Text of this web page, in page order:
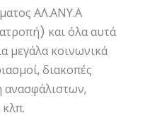
ΑΛ.ΑΝΥ.Α
και όλα αυτά
μεγάλα κοινωνικά
διακοπές
ανασφάλιστων,